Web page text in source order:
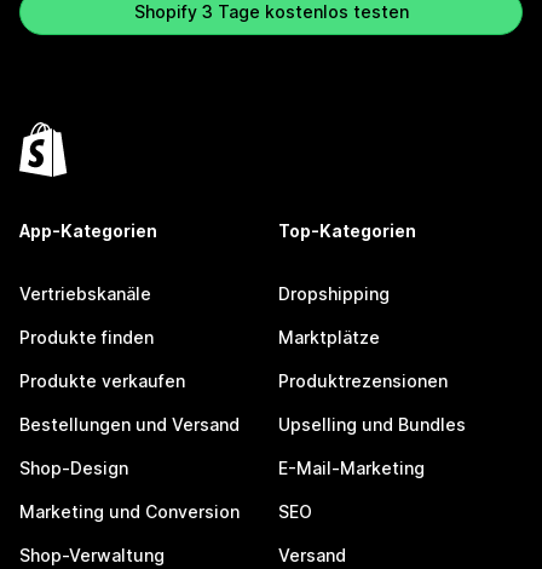
Shopify 3 Tage kostenlos testen
App-Kategorien
Vertriebskanäle
Produkte finden
Produkte verkaufen
Bestellungen und Versand
Shop-Design
Marketing und Conversion
Shop-Verwaltung
Top-Kategorien
Dropshipping
Marktplätze
Produktrezensionen
Upselling und Bundles
E-Mail-Marketing
SEO
Versand